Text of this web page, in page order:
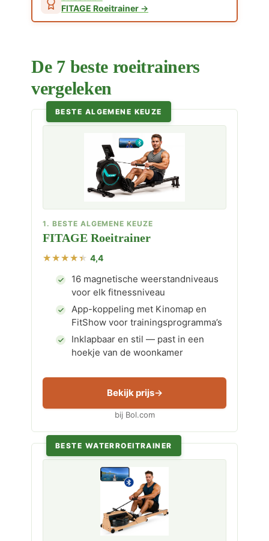
FITAGE Roeitrainer
De 7 beste roeitrainers
vergeleken
BESTE ALGEMENE KEUZE
1. BESTE ALGEMENE KEUZE
FITAGE Roeitrainer
4,4
16 magnetische weerstandniveaus
voor elk fitnessniveau
App-koppeling met Kinomap en
FitShow voor trainingsprogramma’s
Inklapbaar en stil — past in een
hoekje van de woonkamer
Bekijk prijs
bij Bol.com
BESTE WATERROEITRAINER